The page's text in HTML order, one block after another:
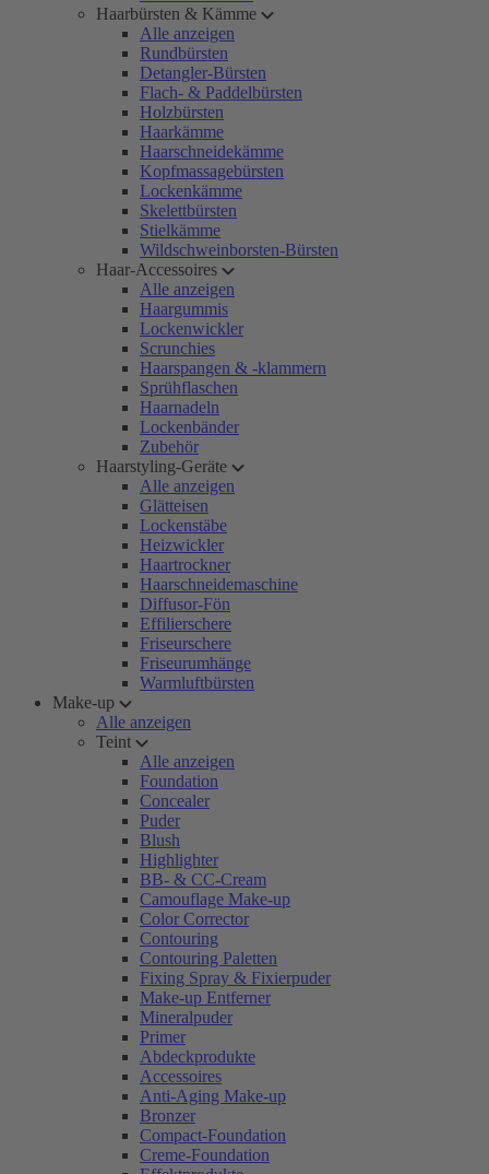
Haarbürsten & Kämme
Alle anzeigen
Rundbürsten
Detangler-Bürsten
Flach- & Paddelbürsten
Holzbürsten
Haarkämme
Haarschneidekämme
Kopfmassagebürsten
Lockenkämme
Skelettbürsten
Stielkämme
Wildschweinborsten-Bürsten
Haar-Accessoires
Alle anzeigen
Haargummis
Lockenwickler
Scrunchies
Haarspangen & -klammern
Sprühflaschen
Haarnadeln
Lockenbänder
Zubehör
Haarstyling-Geräte
Alle anzeigen
Glätteisen
Lockenstäbe
Heizwickler
Haartrockner
Haarschneidemaschine
Diffusor-Fön
Effilierschere
Friseurschere
Friseurumhänge
Warmluftbürsten
Make-up
Alle anzeigen
Teint
Alle anzeigen
Foundation
Concealer
Puder
Blush
Highlighter
BB- & CC-Cream
Camouflage Make-up
Color Corrector
Contouring
Contouring Paletten
Fixing Spray & Fixierpuder
Make-up Entferner
Mineralpuder
Primer
Abdeckprodukte
Accessoires
Anti-Aging Make-up
Bronzer
Compact-Foundation
Creme-Foundation